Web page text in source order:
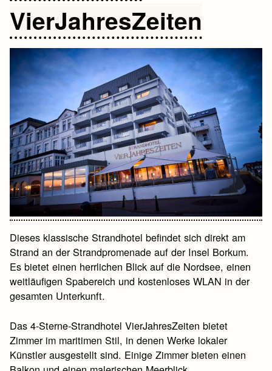
VierJahresZeiten
Dieses klassische Strandhotel befindet sich direkt am
Strand an der Strandpromenade auf der Insel Borkum.
Es bietet einen herrlichen Blick auf die Nordsee, einen
weitläufigen Spabereich und kostenloses WLAN in der
gesamten Unterkunft.
Das 4-Sterne-Strandhotel VierJahresZeiten bietet
Zimmer im maritimen Stil, in denen Werke lokaler
Künstler ausgestellt sind. Einige Zimmer bieten einen